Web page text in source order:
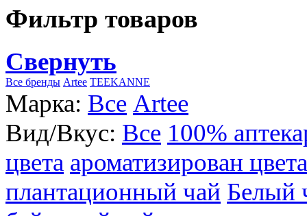
Фильтр товаров
Свернуть
Все бренды Artee TEEKANNE
Марка: Все Artee
Вид/Вкус: Все 100%
цвета ароматизирован
плантационный чай Белый